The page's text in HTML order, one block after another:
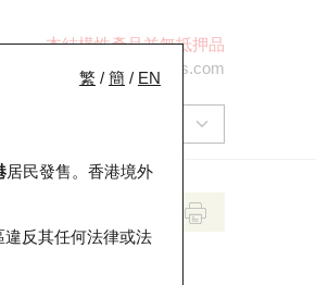
本結構性產品並無抵押品
ol-hkwarrants@ubs.com
繁 / 簡 / EN
居民發售。香港境外
反其任何法律或法